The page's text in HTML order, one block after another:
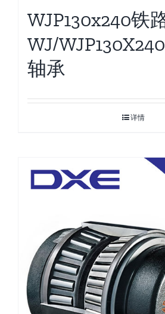
WJP130x240铁
WJ/
轴承
详情